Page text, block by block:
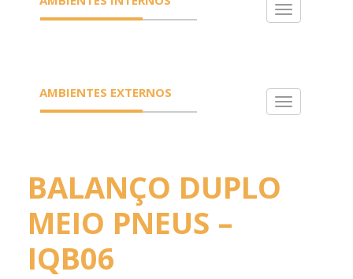
Toggle
AMBIENTES EXTERNOS
Toggle
BALANÇO DUPLO
MEIO PNEUS –
IQB06